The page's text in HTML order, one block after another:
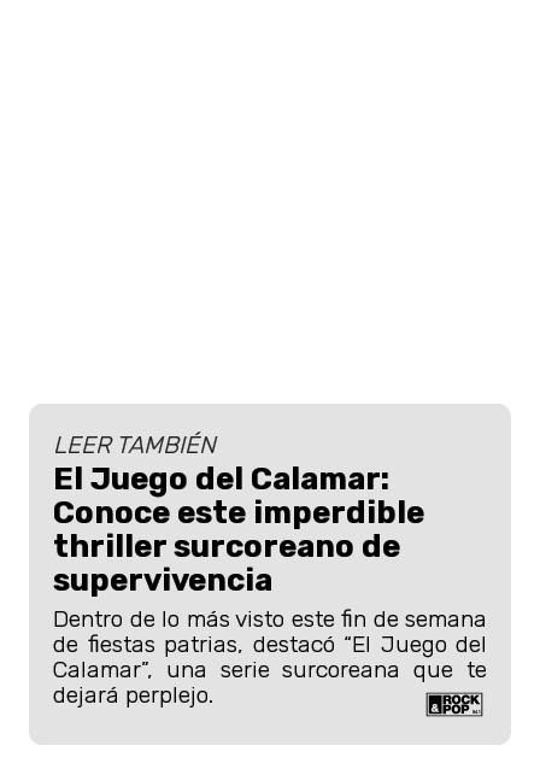
LEER TAMBIÉN
El Juego del Calamar:
Conoce este imperdible
thriller surcoreano de
supervivencia
Dentro de lo más visto este fin de semana
de fiestas patrias, destacó “El Juego del
Calamar”, una serie surcoreana que te
dejará perplejo.